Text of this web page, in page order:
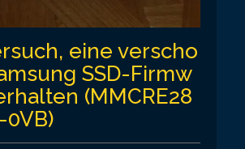
eine verscho
SSD-Firmw
(MMCRE28
0VB)